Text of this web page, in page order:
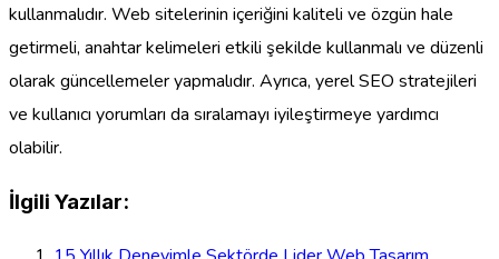
kullanmalıdır. Web sitelerinin içeriğini kaliteli ve özgün hale
getirmeli, anahtar kelimeleri etkili şekilde kullanmalı ve düzenli
olarak güncellemeler yapmalıdır. Ayrıca, yerel SEO stratejileri
ve kullanıcı yorumları da sıralamayı iyileştirmeye yardımcı
olabilir.
İlgili Yazılar: